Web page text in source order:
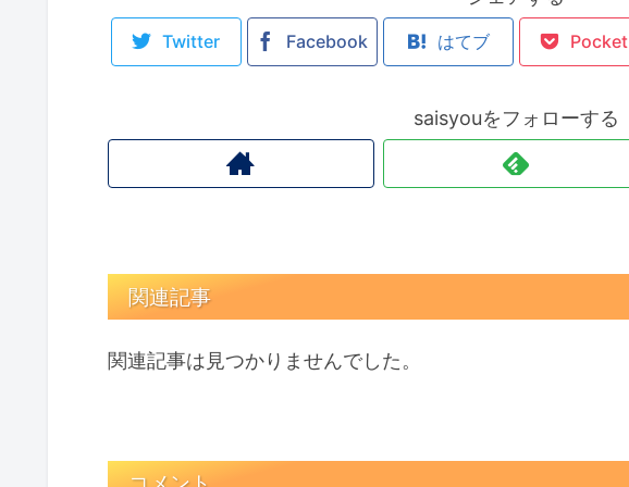
Twitter Facebook はてブ Pocket
saisyouをフォローする
関連記事
関連記事は見つかりませんでした。